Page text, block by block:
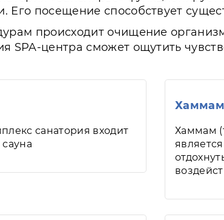
посещение способствует
происходит очищение
SPA-центра сможет ощутить
санатория входит
Хаммам
Хаммам